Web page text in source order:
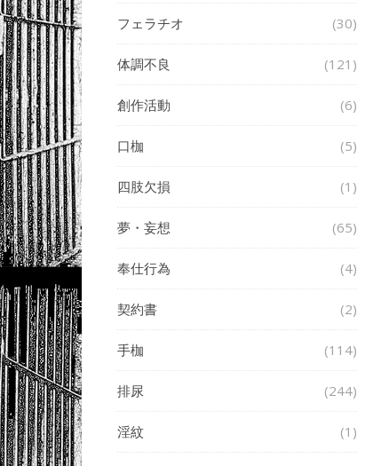
フェラチオ (30)
体調不良 (121)
創作活動 (6)
口枷 (5)
四肢欠損 (1)
夢・妄想 (65)
奉仕行為 (4)
契約書 (2)
手枷 (114)
排尿 (244)
淫紋 (1)